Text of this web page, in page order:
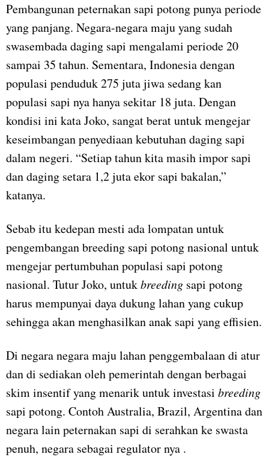
Pembangunan peternakan sapi potong punya periode
yang panjang. Negara-negara maju yang sudah
swasembada daging sapi mengalami periode 20
sampai 35 tahun. Sementara, Indonesia dengan
populasi penduduk 275 juta jiwa sedang kan
populasi sapi nya hanya sekitar 18 juta. Dengan
kondisi ini kata Joko, sangat berat untuk mengejar
keseimbangan penyediaan kebutuhan daging sapi
dalam negeri. “Setiap tahun kita masih impor sapi
dan daging setara 1,2 juta ekor sapi bakalan,”
katanya.
Sebab itu kedepan mesti ada lompatan untuk
pengembangan breeding sapi potong nasional untuk
mengejar pertumbuhan populasi sapi potong
nasional. Tutur Joko, untukbreeding sapi potong
harus mempunyai daya dukung lahan yang cukup
sehingga akan menghasilkan anak sapi yang effisien.
Di negara negara maju lahan penggembalaan di atur
dan di sediakan oleh pemerintah dengan berbagai
skim insentif yang menarik untuk investasi breeding
sapi potong. Contoh Australia, Brazil, Argentina dan
negara lain peternakan sapi di serahkan ke swasta
penuh, negara sebagai regulator nya .